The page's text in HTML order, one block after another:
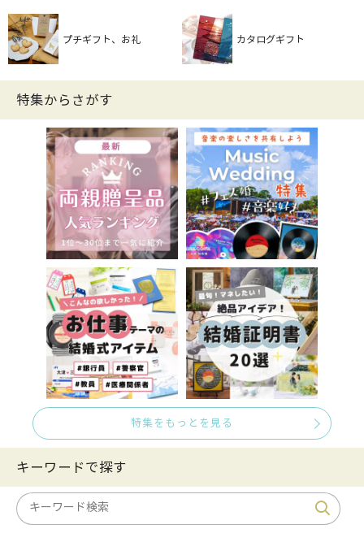
プチギフト、お礼 カタログギフト
特集からさがす
特集をもっとを見る
キーワードで探す